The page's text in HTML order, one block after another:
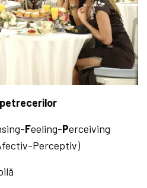
Feeling-Perceiving
Perceptiv)